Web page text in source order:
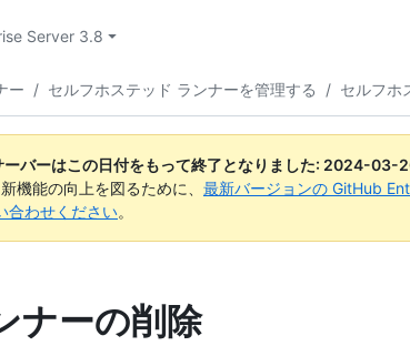
Server 3.8
ー / セルフホステッド ランナーを管理する / セルフホ
バーはこの日付をもって終了となりました: 2024-03-
機能の向上を図るために、 最新バージョンの GitHub
合わせください。
ナーの削除